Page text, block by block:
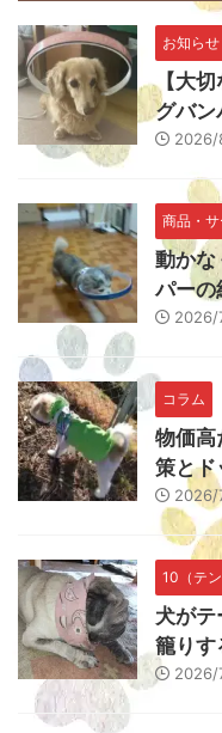
お知らせ
【大切
グバン
2026/
商品・
動かな
パーの
2026/
コラム
物価高
策とド
2026/
10（テ
犬が
籠りす
2026/